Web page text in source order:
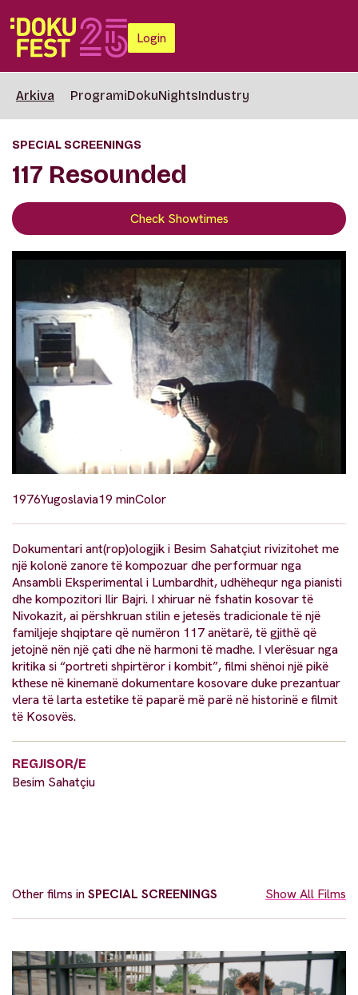
Login
Arkiva ProgramiDokuNightsIndustry
SPECIAL SCREENINGS
117 Resounded
Check Showtimes
1976Yugoslavia19 minColor
Dokumentari ant(rop)ologjik i Besim Sahatçiut rivizitohet me
një kolonë zanore të kompozuar dhe performuar nga
Ansambli Eksperimental i Lumbardhit, udhëhequr nga pianisti
dhe kompozitori Ilir Bajri. I xhiruar në fshatin kosovar të
Nivokazit, ai përshkruan stilin e jetesës tradicionale të një
familjeje shqiptare që numëron 117 anëtarë, të gjithë që
jetojnë nën një çati dhe në harmoni të madhe. I vlerësuar nga
kritika si “portreti shpirtëror i kombit”, filmi shënoi një pikë
kthese në kinemanë dokumentare kosovare duke prezantuar
vlera të larta estetike të paparë më parë në historinë e filmit
të Kosovës.
REGJISOR/E
Besim Sahatçiu
Other films inSPECIAL SCREENINGS Show All Films